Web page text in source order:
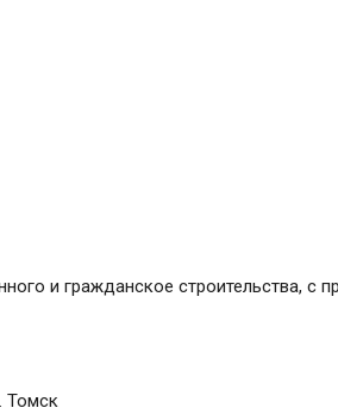
и гражданское строительства, с
Томск